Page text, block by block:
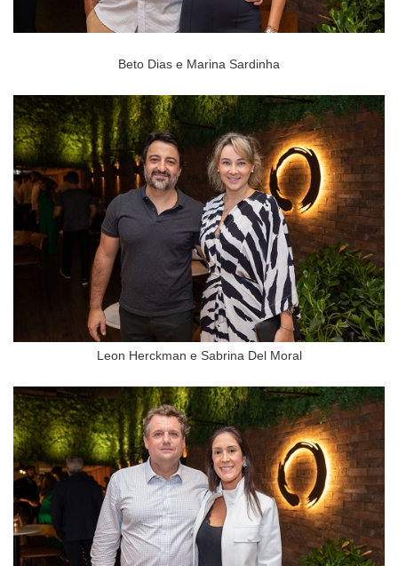
Beto Dias e Marina Sardinha
Leon Herckman e Sabrina Del Moral